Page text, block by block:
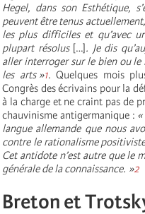
Hegel, dans son Esthétique,
peuvent être tenus
les plus difficiles et qu’avec
plupart résolus […]. Je dis
aller interroger sur le bien ou
les arts »1. Quelques mois
Congrès des écrivains pour la
à la charge et ne craint pas de
chauvinisme antigermanique :
langue allemande que nous
contre le rationalisme
Cet antidote n’est autre que le
générale de la connaissance. »2
Breton et